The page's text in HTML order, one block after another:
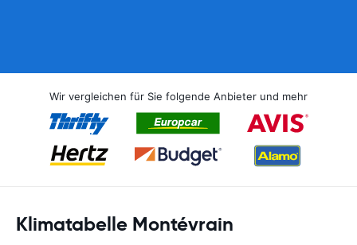
Wir vergleichen für Sie folgende Anbieter und mehr
Klimatabelle Montévrain